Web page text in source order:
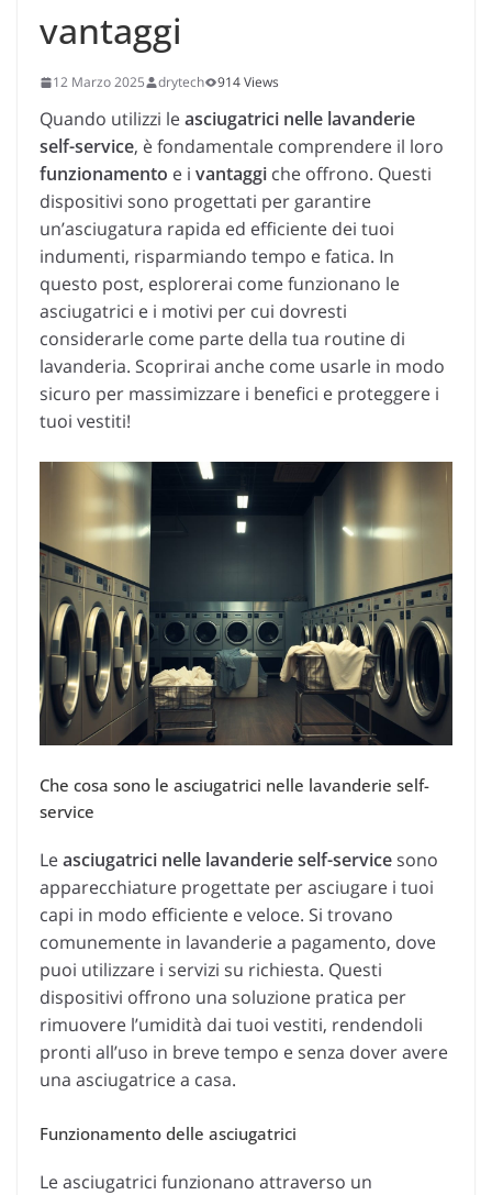
vantaggi
12 Marzo 2025 drytech 914 Views
Quando utilizzi leasciugatrici nelle lavanderie
self-service, è fondamentale comprendere il loro
funzionamento e i vantaggi che offrono. Questi
dispositivi sono progettati per garantire
un’asciugatura rapida ed efficiente dei tuoi
indumenti, risparmiando tempo e fatica. In
questo post, esplorerai come funzionano le
asciugatrici e i motivi per cui dovresti
considerarle come parte della tua routine di
lavanderia. Scoprirai anche come usarle in modo
sicuro per massimizzare i benefici e proteggere i
tuoi vestiti!
Che cosa sono le asciugatrici nelle lavanderie self-
service
Leasciugatrici nelle lavanderie self-service sono
apparecchiature progettate per asciugare i tuoi
capi in modo efficiente e veloce. Si trovano
comunemente in lavanderie a pagamento, dove
puoi utilizzare i servizi su richiesta. Questi
dispositivi offrono una soluzione pratica per
rimuovere l’umidità dai tuoi vestiti, rendendoli
pronti all’uso in breve tempo e senza dover avere
una asciugatrice a casa.
Funzionamento delle asciugatrici
Le asciugatrici funzionano attraverso un